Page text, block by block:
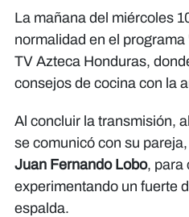
La mañana del miércoles
normalidad en el
TV Azteca Honduras,
consejos de cocina con la
Al concluir la transmisión,
se comunicó con su
Juan Fernando Lobo, para
experimentando un fuerte
espalda.